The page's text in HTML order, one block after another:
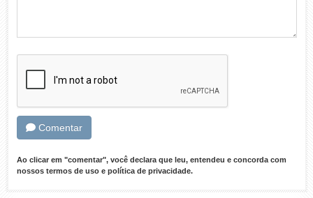
Comentar
Ao clicar em "comentar", você declara que leu, entendeu e concorda com
nossos termos de usoe política de privacidade.